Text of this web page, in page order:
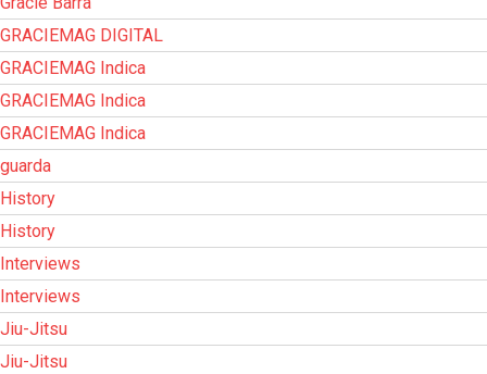
GRACIEMAG DIGITAL
GRACIEMAG Indica
GRACIEMAG Indica
GRACIEMAG Indica
guarda
History
History
Interviews
Interviews
Jiu-Jitsu
Jiu-Jitsu